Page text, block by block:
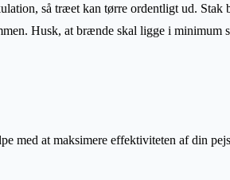
så træet kan tørre ordentligt ud. Stak
Husk, at brænde skal ligge i minimum
med at maksimere effektiviteten af din